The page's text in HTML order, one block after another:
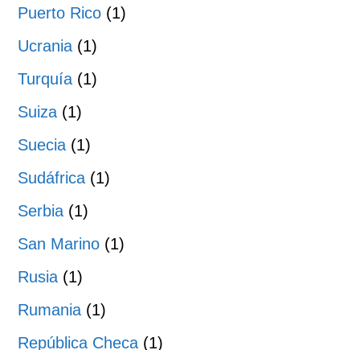
Puerto Rico (1)
Ucrania (1)
Turquía (1)
Suiza (1)
Suecia (1)
Sudáfrica (1)
Serbia (1)
San Marino (1)
Rusia (1)
Rumania (1)
República Checa (1)